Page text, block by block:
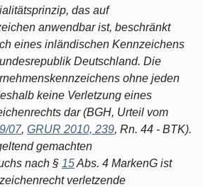
das auf
anwendbar ist, beschränkt
eines inländischen Kennzeichens
Deutschland. Die
ohne jeden
keine Verletzung eines
dar (BGH, Urteil vom
07, GRUR 2010, 239, Rn. 44 - BTK).
gemachten
nach § 15Abs. 4 MarkenG ist
verletzende